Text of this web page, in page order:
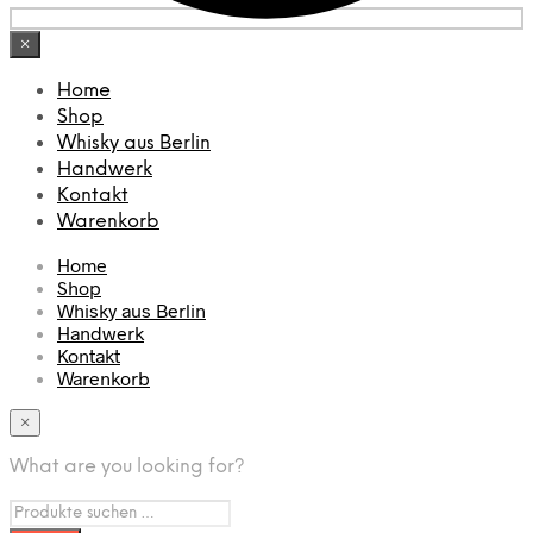
×
Home
Shop
Whisky aus Berlin
Handwerk
Kontakt
Warenkorb
Home
Shop
Whisky aus Berlin
Handwerk
Kontakt
Warenkorb
×
What are you looking for?